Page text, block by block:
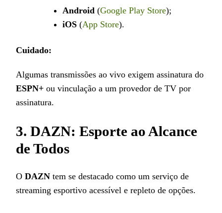
Android (Google Play Store);
iOS (App Store).
Cuidado:
Algumas transmissões ao vivo exigem assinatura do
ESPN+ ou vinculação a um provedor de TV por
assinatura.
3. DAZN: Esporte ao Alcance
de Todos
O DAZN tem se destacado como um serviço de
streaming esportivo acessível e repleto de opções.